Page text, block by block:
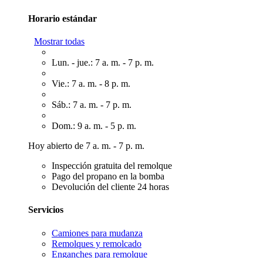
Horario estándar
Mostrar todas
Lun. - jue.: 7 a. m. - 7 p. m.
Vie.: 7 a. m. - 8 p. m.
Sáb.: 7 a. m. - 7 p. m.
Dom.: 9 a. m. - 5 p. m.
Hoy abierto de 7 a. m. - 7 p. m.
Inspección gratuita del remolque
Pago del propano en la bomba
Devolución del cliente 24 horas
Servicios
Camiones para mudanza
Remolques y remolcado
Enganches para remolque